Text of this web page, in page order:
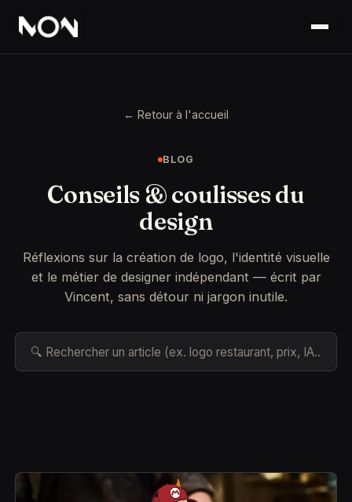
← Retour à l'accueil
BLOG
Conseils & coulisses du
design
Réflexions sur la création de logo, l'identité visuelle
et le métier de designer indépendant — écrit par
Vincent, sans détour ni jargon inutile.